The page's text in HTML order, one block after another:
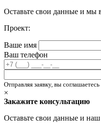
Оставьте свои данные и мы
Проект:
Ваше имя
Ваш телефон
Отправляя заявку, вы соглашаетесь
×
Закажите консультацию
Оставьте свои данные и